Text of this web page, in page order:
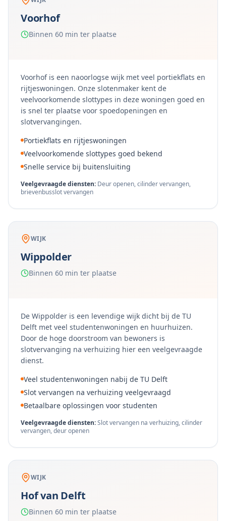
Voorhof
Binnen 60 min ter plaatse
Voorhof is een naoorlogse wijk met veel portiekflats en
rijtjeswoningen. Onze slotenmaker kent de
veelvoorkomende slottypes in deze woningen goed en
is snel ter plaatse voor spoedopeningen en
slotvervangingen.
Portiekflats en rijtjeswoningen
Veelvoorkomende slottypes goed bekend
Snelle service bij buitensluiting
Veelgevraagde diensten: Deur openen, cilinder vervangen,
brievenbusslot vervangen
WIJK
Wippolder
Binnen 60 min ter plaatse
De Wippolder is een levendige wijk dicht bij de TU
Delft met veel studentenwoningen en huurhuizen.
Door de hoge doorstroom van bewoners is
slotvervanging na verhuizing hier een veelgevraagde
dienst.
Veel studentenwoningen nabij de TU Delft
Slot vervangen na verhuizing veelgevraagd
Betaalbare oplossingen voor studenten
Veelgevraagde diensten:Slot vervangen na verhuizing, cilinder
vervangen, deur openen
WIJK
Hof van Delft
Binnen 60 min ter plaatse